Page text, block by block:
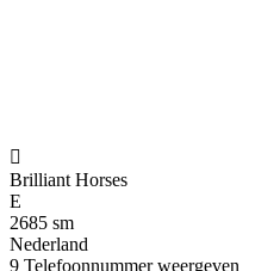

Brilliant Horses
E
2685 sm
Nederland
9 Telefoonnummer weergeven